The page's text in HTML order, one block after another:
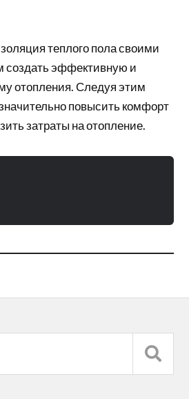
теплого пола своими
создать эффективную и
отопления. Следуя этим
повысить комфорт
затраты на отопление.